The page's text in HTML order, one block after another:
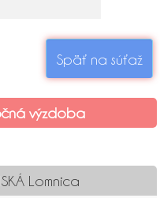
Späť na súťaž
výzdoba
Lomnica